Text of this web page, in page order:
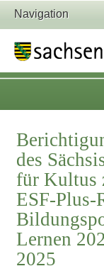
Navigation
des
für Kultus
ESF-
Lernen
2025